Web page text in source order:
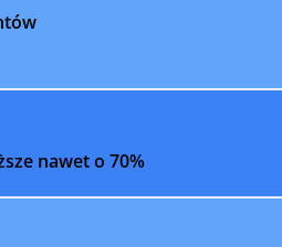
nawet o 70%